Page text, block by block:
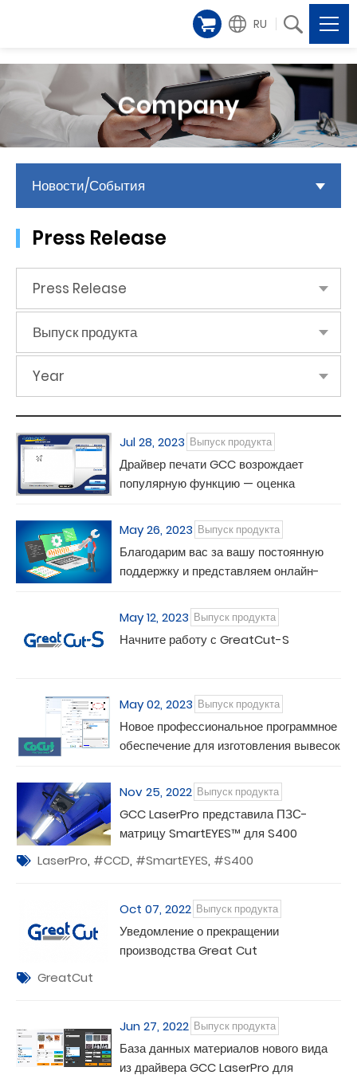
RU
Company
Новости/События
Press Release
Press Release
Выпуск продукта
Year
Jul 28, 2023 Выпуск продукта
Драйвер печати GCC возрождает
популярную функцию — оценка
May 26, 2023 Выпуск продукта
Благодарим вас за вашу постоянную
поддержку и представляем онлайн-
May 12, 2023 Выпуск продукта
Начните работу с GreatCut-S
May 02, 2023 Выпуск продукта
Новое профессиональное программное
обеспечение для изготовления вывесок
Nov 25, 2022 Выпуск продукта
GCC LaserPro представила ПЗС-
матрицу SmartEYES™ для S400
LaserPro, #CCD, #SmartEYES, #S400
Oct 07, 2022 Выпуск продукта
Уведомление о прекращении
производства Great Cut
GreatCut
Jun 27, 2022 Выпуск продукта
База данных материалов нового вида
из драйвера GCC LaserPro для